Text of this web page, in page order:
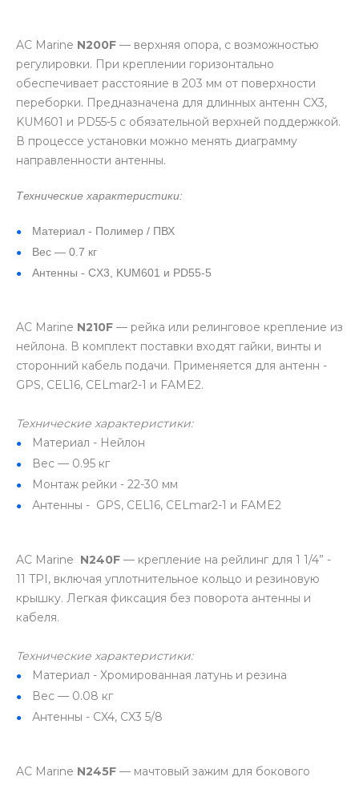
AC Marine N200F — верхняя опора, с возможностью
регулировки. При креплении горизонтально
обеспечивает расстояние в 203 мм от поверхности
переборки. Предназначена для длинных антенн CX3,
KUM601 и PD55-5 с обязательной верхней поддержкой.
В процессе установки можно менять диаграмму
направленности антенны.
Технические характеристики:
Материал - Полимер / ПВХ
Вес — 0.7 кг
Антенны - CX3, KUM601 и PD55-5
AC Marine N210F — рейка или релинговое крепление из
нейлона. В комплект поставки входят гайки, винты и
сторонний кабель подачи. Применяется для антенн -
GPS, CEL16, CELmar2-1 и FAME2.
Технические характеристики:
Материал - Нейлон
Вес — 0.95 кг
Монтаж рейки - 22-30 мм
Антенны - GPS, CEL16, CELmar2-1 и FAME2
AC Marine N240F — крепление на рейлинг для 1 1/4” -
11 TPI, включая уплотнительное кольцо и резиновую
крышку. Легкая фиксация без поворота антенны и
кабеля.
Технические характеристики:
Материал - Хромированная латунь и резина
Вес — 0.08 кг
Антенны - CX4, CX3 5/8
AC Marine N245F — мачтовый зажим для бокового